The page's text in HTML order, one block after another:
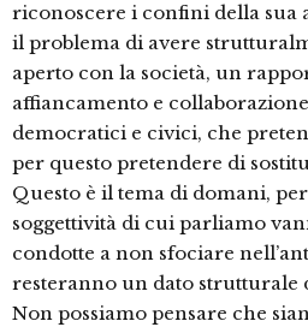
riconoscere i confini della sua
il problema di avere
aperto con la società, un
affiancamento e
democratici e civici, che
per questo pretendere di
Questo è il tema di domani,
soggettività di cui parliamo
condotte a non sfociare
resteranno un dato strutturale
Non possiamo pensare che